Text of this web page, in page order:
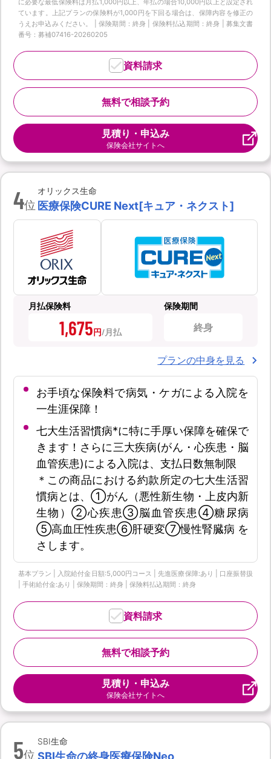
に必要な最低保険料は月払1,000円以上、年払の場合10,000円以上と設定され
ています。上記プランの保険料が1,000円を下回る場合は、保障内容を修正の
うえお申込みください。 | 保険期間：終身 | 保険料払込期間：終身 | 募集文書
番号：募補07416-20260205
無料で相談予約
資料請求
見積り・申込み
保険会社サイトへ
4位
オリックス生命
医療保険CURE Next[キュア・ネクスト]
月払保険料
1,675円
保険期間
終身
プランの中身を見る
お手頃な保険料で病気・ケガによる入院を
一生涯保障！
七大生活習慣病*に特に手厚い保障を確保で
きます！さらに三大疾病(がん・心疾患・脳
血管疾患)による入院は、支払日数無制限
＊この商品における約款所定の七大生活習
慣病とは、①がん（悪性新生物・上皮内新
生物）②心疾患③脳血管疾患④糖尿病
⑤高血圧性疾患⑥肝硬変⑦慢性腎臓病 を
さします。
基本プラン | 入院給付金日額:5,000円コース | 先進医療保障:あり | 口座振替扱
| 手術給付金:あり | 保険期間：終身 | 保険料払込期間：終身
無料で相談予約
資料請求
見積り・申込み
保険会社サイトへ
5位
SBI生命
SBI生命の終身医療保険Neo